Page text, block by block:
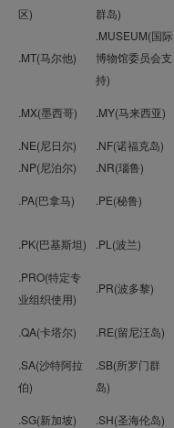
区)
群岛)
.MT(马尔他)
.MUSEUM(国际
博物馆委员会支
持)
.MX(墨西哥) .MY(马来西亚)
.NE(尼日尔)
.NF(诺福克岛)
.NP(尼泊尔)
.NR(瑙鲁)
.PA(巴拿马) .PE(秘鲁)
.PK(巴基斯坦) .PL(波兰)
.PRO(特定专
业组织使用)
.PR(波多黎)
.QA(卡塔尔) .RE(留尼汪岛)
.SA(沙特阿拉
伯)
.SB(所罗门群
岛)
.SG(新加坡) .SH(圣海伦岛)